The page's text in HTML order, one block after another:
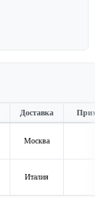
Доставка
Mосква
Италия